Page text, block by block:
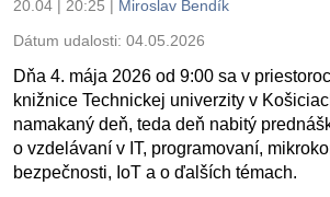
20.04 | 20:25 | Miroslav Bendík
Dátum udalosti: 04.05.2026
Dňa 4. mája 2026 od 9:00 sa v
knižnice Technickej univerzity v
namakaný deň, teda deň nabitý
o vzdelávaní v IT, programovaní,
bezpečnosti, IoT a o ďalších témach.